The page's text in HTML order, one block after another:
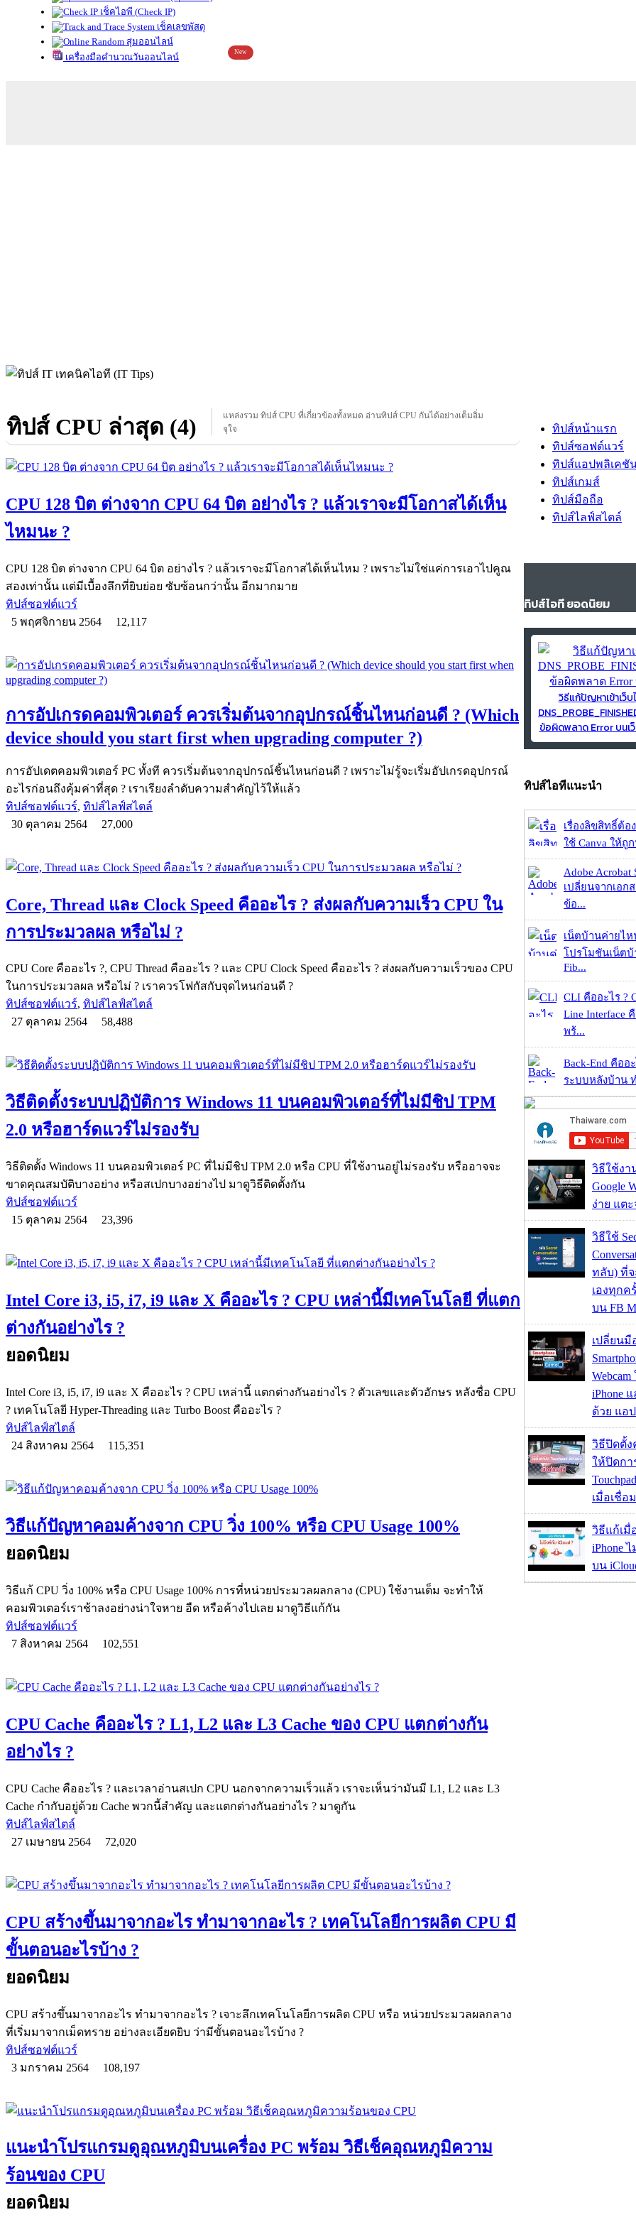
เช็คไอพี (Check IP)
เช็คเลขพัสดุ
สุ่มออนไลน์
เครื่องมือคำนวณวันออนไลน์
New
ทิปส์ CPU ล่าสุด (4)
แหล่งรวม ทิปส์ CPU ที่เกี่ยวข้องทั้งหมด อ่านทิปส์ CPU กันได้อย่างเต็มอิ่ม
จุใจ
CPU 128 บิต ต่างจาก CPU 64 บิต อย่างไร ? แล้วเราจะมีโอกาสได้เห็น
ไหมนะ ?
CPU 128 บิต ต่างจาก CPU 64 บิต อย่างไร ? แล้วเราจะมีโอกาสได้เห็นไหม ? เพราะไม่ใช่แค่การเอาไปคูณ
สองเท่านั้น แต่มีเบื้องลึกที่ยิบย่อย ซับซ้อนกว่านั้น อีกมากมาย
ทิปส์ซอฟต์แวร์
5 พฤศจิกายน 2564
12,117
การอัปเกรดคอมพิวเตอร์ ควรเริ่มต้นจากอุปกรณ์ชิ้นไหนก่อนดี ? (Which
device should you start first when upgrading computer ?)
การอัปเดตคอมพิวเตอร์ PC ทั้งที ควรเริ่มต้นจากอุปกรณ์ชิ้นไหนก่อนดี ? เพราะไม่รู้จะเริ่มอัปเกรดอุปกรณ์
อะไรก่อนถึงคุ้มค่าที่สุด ? เราเรียงลำดับความสำคัญไว้ให้แล้ว
ทิปส์ซอฟต์แวร์, ทิปส์ไลฟ์สไตล์
30 ตุลาคม 2564
27,000
Core, Thread และ Clock Speed คืออะไร ?​ ส่งผลกับความเร็ว CPU ใน
การประมวลผล หรือไม่ ?
CPU Core คืออะไร ?, CPU Thread คืออะไร ? และ CPU Clock Speed คืออะไร ?​ ส่งผลกับความเร็วของ CPU
ในการประมวลผล หรือไม่ ? เราควรโฟกัสกับจุดไหนก่อนดี ?
ทิปส์ซอฟต์แวร์, ทิปส์ไลฟ์สไตล์
27 ตุลาคม 2564
58,488
วิธีติดตั้งระบบปฏิบัติการ Windows 11 บนคอมพิวเตอร์ที่ไม่มีชิป TPM
2.0 หรือฮาร์ดแวร์ไม่รองรับ
วิธีติดตั้ง Windows 11 บนคอมพิวเตอร์ PC ที่ไม่มีชิป TPM 2.0 หรือ CPU ที่ใช้งานอยู่ไม่รองรับ หรืออาจจะ
ขาดคุณสมบัติบางอย่าง หรือสเปกบางอย่างไป มาดูวิธีติดตั้งกัน
ทิปส์ซอฟต์แวร์
15 ตุลาคม 2564
23,396
Intel Core i3, i5, i7, i9 และ X คืออะไร ? CPU เหล่านี้มีเทคโนโลยี ที่แตก
ต่างกันอย่างไร ?
ยอดนิยม
Intel Core i3, i5, i7, i9 และ X คืออะไร ? CPU เหล่านี้ แตกต่างกันอย่างไร ? ตัวเลขและตัวอักษร หลังชื่อ CPU
? เทคโนโลยี Hyper-Threading และ Turbo Boost คืออะไร ?
ทิปส์ไลฟ์สไตล์
24 สิงหาคม 2564
115,351
วิธีแก้ปัญหาคอมค้างจาก CPU วิ่ง 100% หรือ CPU Usage 100%
ยอดนิยม
วิธีแก้ CPU วิ่ง 100% หรือ CPU Usage 100% การที่หน่วยประมวลผลกลาง (CPU) ใช้งานเต็ม จะทำให้
คอมพิวเตอร์เราช้าลงอย่างน่าใจหาย อืด หรือค้างไปเลย มาดูวิธีแก้กัน
ทิปส์ซอฟต์แวร์
7 สิงหาคม 2564
102,551
CPU Cache คืออะไร ? L1, L2 และ L3 Cache ของ CPU แตกต่างกัน
อย่างไร ?
CPU Cache คืออะไร ? และเวลาอ่านสเปก CPU นอกจากความเร็วแล้ว เราจะเห็นว่ามันมี L1, L2 และ L3
Cache กำกับอยู่ด้วย Cache พวกนี้สำคัญ และแตกต่างกันอย่างไร ? มาดูกัน
ทิปส์ไลฟ์สไตล์
27 เมษายน 2564
72,020
CPU สร้างขึ้นมาจากอะไร ทำมาจากอะไร ? เทคโนโลยีการผลิต CPU มี
ขั้นตอนอะไรบ้าง ?
ยอดนิยม
CPU สร้างขึ้นมาจากอะไร ทำมาจากอะไร ? เจาะลึกเทคโนโลยีการผลิต CPU หรือ หน่วยประมวลผลกลาง
ที่เริ่มมาจากเม็ดทราย อย่างละเอียดยิบ ว่ามีขั้นตอนอะไรบ้าง ?
ทิปส์ซอฟต์แวร์
3 มกราคม 2564
108,197
แนะนำโปรแกรมดูอุณหภูมิบนเครื่อง PC พร้อม วิธีเช็คอุณหภูมิความ
ร้อนของ CPU
ยอดนิยม
ทิปส์หน้าแรก
ทิปส์ซอฟต์แวร์
ทิปส์แอปพลิเคชั
ทิปส์เกมส์
ทิปส์มือถือ
ทิปส์ไลฟ์สไตล์
ทิปส์ไอที ยอดนิยม
วิธีแก้ปัญหาเข้าเว็บ
ข้อผิดพลาด Error บนเว็
ทิปส์ไอทีแนะนำ
เรื่องลิขสิทธิ์ต้อ
ใช้ Canva ให้ถูก
Adobe Acrobat
เปลี่ยนจากเอก
ข้อ...
เน็ตบ้านค่ายไห
โปรโมชันเน็ตบ้
Fib...
CLI คืออะไร ?
Line Interface
พร้...
Back-End คืออ
ระบบหลังบ้าน
วิธีใช้งา
Google
ง่าย แต
วิธีใช้
ทลับ) ที่
เองทุกค
บน FB
เปลี่ยนมื
iPhone
ด้วย แอป
วิธีปิดตั้
ให้ปิดกา
เมื่อเชื่อ
วิธีแก้เ
iPhone
บน